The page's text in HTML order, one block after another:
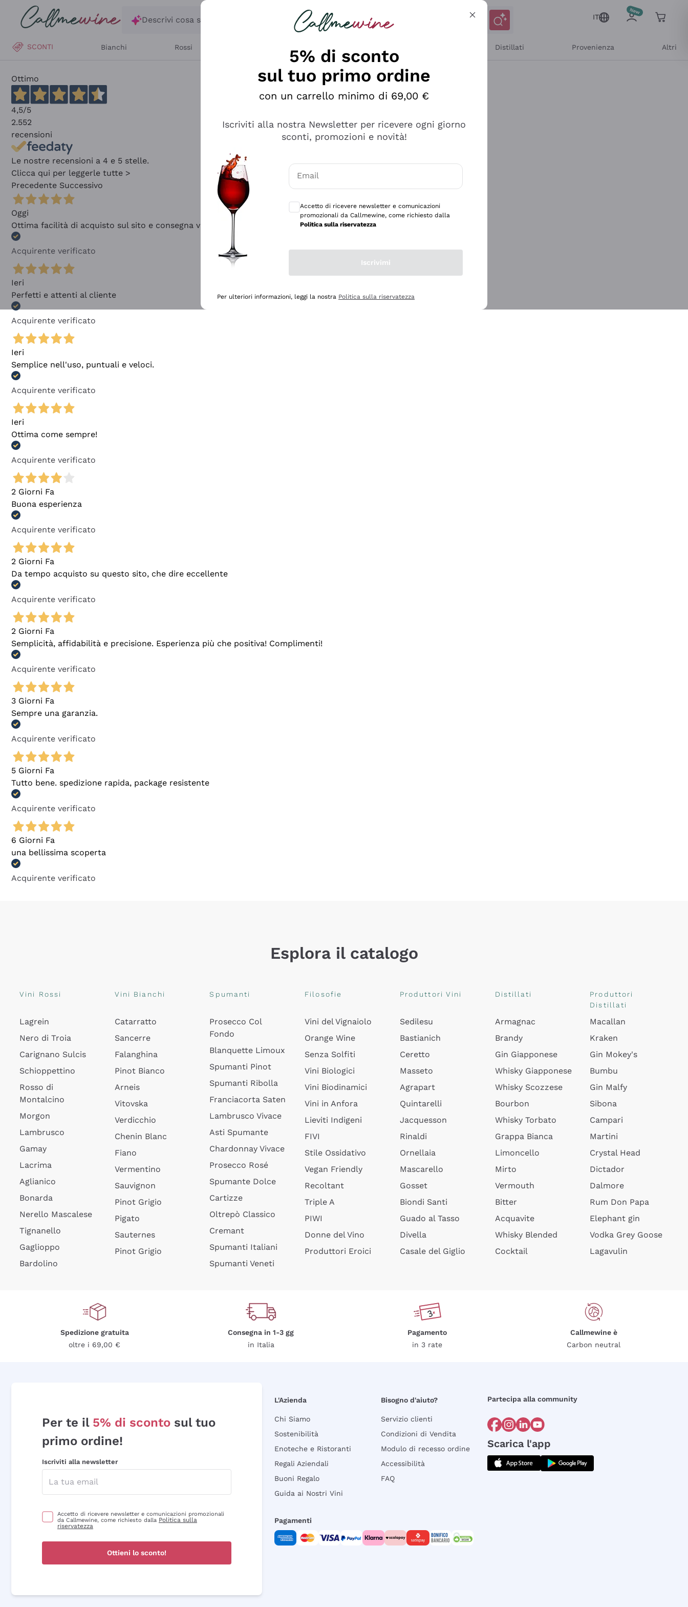
Salta al contenuto principale
Descrivi cosa stai cercando
IT
SCONTI Bianchi Rossi Distillati Provenienza Altri
Ottimo
4,5/5
2.552
recensioni
Le nostre recensioni a 4 e 5 stelle.
Clicca qui per leggerle tutte >
Precedente Successivo
Oggi
Ottima facilità di acquisto sul sito e consegna velocissima
Acquirente verificato
Ieri
Perfetti e attenti al cliente
Acquirente verificato
Ieri
Semplice nell'uso, puntuali e veloci.
Acquirente verificato
Ieri
Ottima come sempre!
Acquirente verificato
2 Giorni Fa
Buona esperienza
Acquirente verificato
2 Giorni Fa
Da tempo acquisto su questo sito, che dire eccellente
Acquirente verificato
2 Giorni Fa
Semplicità, affidabilità e precisione. Esperienza più che positiva! Complimenti!
Acquirente verificato
3 Giorni Fa
Sempre una garanzia.
Acquirente verificato
5 Giorni Fa
Tutto bene. spedizione rapida, package resistente
Acquirente verificato
6 Giorni Fa
una bellissima scoperta
Acquirente verificato
Esplora il catalogo
Vini Rossi
Lagrein
Nero di Troia
Carignano Sulcis
Schioppettino
Rosso di
Montalcino
Morgon
Lambrusco
Gamay
Lacrima
Aglianico
Bonarda
Nerello Mascalese
Tignanello
Gaglioppo
Bardolino
Vini Bianchi
Catarratto
Sancerre
Falanghina
Pinot Bianco
Arneis
Vitovska
Verdicchio
Chenin Blanc
Fiano
Vermentino
Sauvignon
Pinot Grigio
Pigato
Sauternes
Pinot Grigio
Spumanti
Prosecco Col
Fondo
Blanquette Limoux
Spumanti Pinot
Spumanti Ribolla
Franciacorta Saten
Lambrusco Vivace
Asti Spumante
Chardonnay Vivace
Prosecco Rosé
Spumante Dolce
Cartizze
Oltrepò Classico
Cremant
Spumanti Italiani
Spumanti Veneti
Filosofie
Vini del Vignaiolo
Orange Wine
Senza Solfiti
Vini Biologici
Vini Biodinamici
Vini in Anfora
Lieviti Indigeni
FIVI
Stile Ossidativo
Vegan Friendly
Recoltant
Triple A
PIWI
Donne del Vino
Produttori Eroici
Produttori Vini
Sedilesu
Bastianich
Ceretto
Masseto
Agrapart
Quintarelli
Jacquesson
Rinaldi
Ornellaia
Mascarello
Gosset
Biondi Santi
Guado al Tasso
Divella
Casale del Giglio
Distillati
Armagnac
Brandy
Gin Giapponese
Whisky Giapponese
Whisky Scozzese
Bourbon
Whisky Torbato
Grappa Bianca
Limoncello
Mirto
Vermouth
Bitter
Acquavite
Whisky Blended
Cocktail
Produttori
Distillati
Macallan
Kraken
Gin Mokey's
Bumbu
Gin Malfy
Sibona
Campari
Martini
Crystal Head
Dictador
Dalmore
Rum Don Papa
Elephant gin
Vodka Grey Goose
Lagavulin
Spedizione gratuita
oltre i 69,00 €
Consegna in 1-3 gg
in Italia
Pagamento
in 3 rate
Callmewine è
Carbon neutral
Per te il 5% di sconto sul tuo
primo ordine!
Iscriviti alla newsletter
Accetto di ricevere newsletter e comunicazioni promozionali
da Callmewine, come richiesto dalla Politica sulla
riservatezza
Ottieni lo sconto!
L'Azienda
Chi Siamo
Sostenibilità
Enoteche e Ristoranti
Regali Aziendali
Buoni Regalo
Guida ai Nostri Vini
Bisogno d'aiuto?
Servizio clienti
Condizioni di Vendita
Modulo di recesso ordine
Accessibilità
FAQ
Partecipa alla community
Scarica l'app
Pagamenti
5% di sconto
sul tuo primo ordine
con un carrello minimo di 69,00 €
Iscriviti alla nostra Newsletter per ricevere ogni giorno
sconti, promozioni e novità!
Email
Accetto di ricevere newsletter e comunicazioni
promozionali da Callmewine, come richiesto dalla
Politica sulla riservatezza
Iscrivimi
Per ulteriori informazioni, leggi la nostra Politica sulla riservatezza